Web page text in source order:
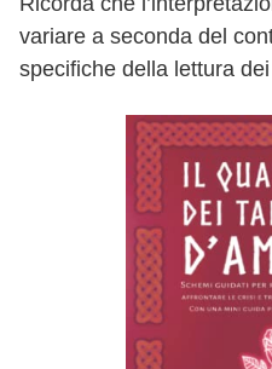
variare a seconda del
specifiche della lettura